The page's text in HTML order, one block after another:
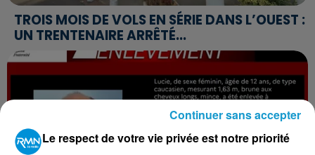
TROIS MOIS DE VOLS EN SÉRIE DANS L’OUEST :
UN TRENTENAIRE ARRÊTÉ...
Le respect de votre vie privée est notre priorité
Continuer sans accepter